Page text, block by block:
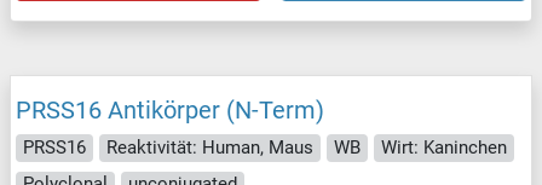
PRSS16 Antikörper (N-Term)
PRSS16 Reaktivität: Human, Maus WB
Wirt: Kaninchen